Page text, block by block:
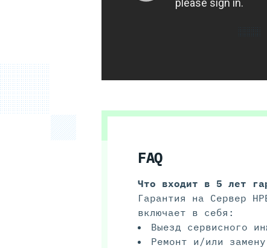
FAQ
Что входит в 5 лет
Гарантия на Сервер
включает в себя:
Выезд сервисного
Ремонт и/или